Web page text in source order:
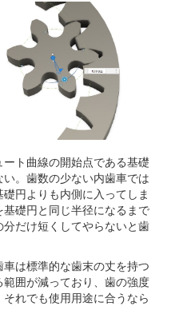
ト曲線の開始点である基礎
。歯数の少ない内歯車では
円よりも内側に入ってしま
礎円と同じ半径になるまで
だけ短くしてやらないと歯
は標準的な歯末の丈を持つ
囲が減っており、歯の強度
れでも使用用途に合うなら